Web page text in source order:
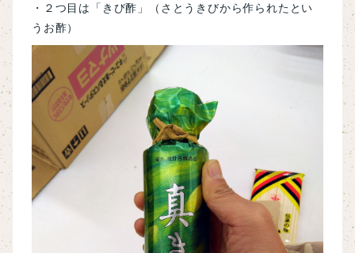
・２つ目は「きび酢」（さとうきびから作られたとい
うお酢）